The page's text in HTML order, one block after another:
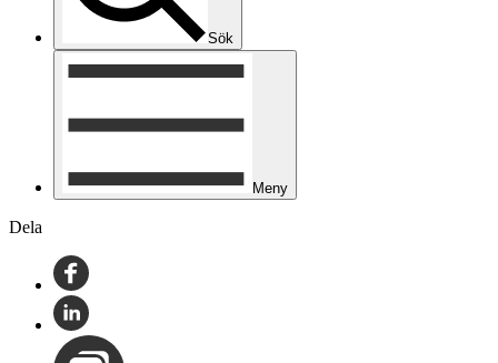
Sök
Meny
Dela